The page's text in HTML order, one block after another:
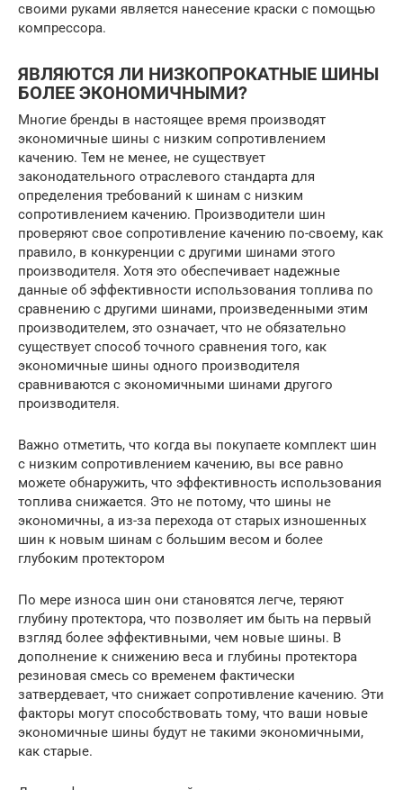
своими руками является нанесение краски с помощью
компрессора.
ЯВЛЯЮТСЯ ЛИ НИЗКОПРОКАТНЫЕ ШИНЫ
БОЛЕЕ ЭКОНОМИЧНЫМИ?
Многие бренды в настоящее время производят
экономичные шины с низким сопротивлением
качению. Тем не менее, не существует
законодательного отраслевого стандарта для
определения требований к шинам с низким
сопротивлением качению. Производители шин
проверяют свое сопротивление качению по-своему, как
правило, в конкуренции с другими шинами этого
производителя. Хотя это обеспечивает надежные
данные об эффективности использования топлива по
сравнению с другими шинами, произведенными этим
производителем, это означает, что не обязательно
существует способ точного сравнения того, как
экономичные шины одного производителя
сравниваются с экономичными шинами другого
производителя.
Важно отметить, что когда вы покупаете комплект шин
с низким сопротивлением качению, вы все равно
можете обнаружить, что эффективность использования
топлива снижается. Это не потому, что шины не
экономичны, а из-за перехода от старых изношенных
шин к новым шинам с большим весом и более
глубоким протектором
По мере износа шин они становятся легче, теряют
глубину протектора, что позволяет им быть на первый
взгляд более эффективными, чем новые шины. В
дополнение к снижению веса и глубины протектора
резиновая смесь со временем фактически
затвердевает, что снижает сопротивление качению. Эти
факторы могут способствовать тому, что ваши новые
экономичные шины будут не такими экономичными,
как старые.